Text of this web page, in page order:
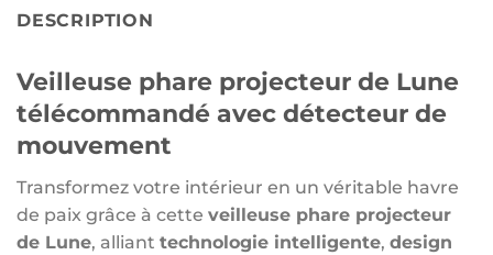
DESCRIPTION
Veilleuse phare projecteur de Lune
télécommandé avec détecteur de
mouvement
Transformez votre intérieur en un véritable havre
de paix grâce à cette veilleuse phare projecteur
de Lune, alliant technologie intelligente, design